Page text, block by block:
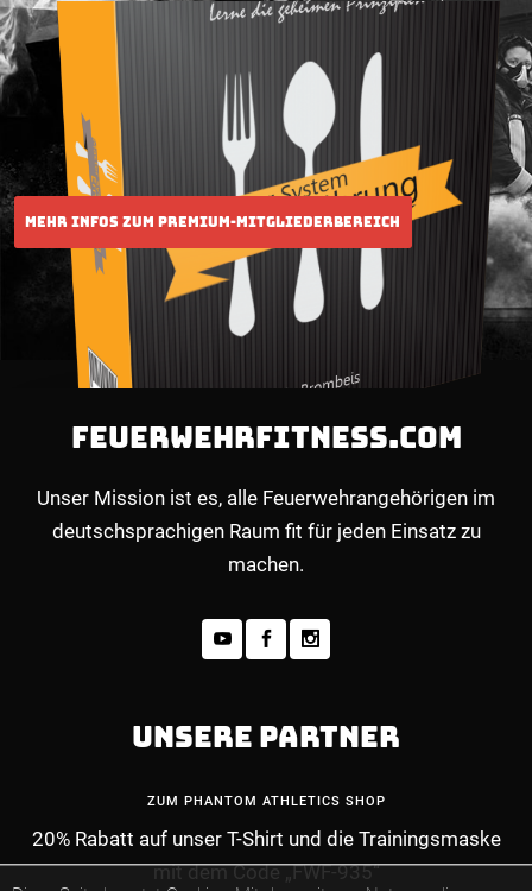
FEUERWEHRFITNESS.COM
Unser Mission ist es, alle Feuerwehrangehörigen im
deutschsprachigen Raum fit für jeden Einsatz zu
machen.
UNSERE PARTNER
ZUM PHANTOM ATHLETICS SHOP
20% Rabatt auf unser T-Shirt und die Trainingsmaske
mit dem Code „FWF-935“